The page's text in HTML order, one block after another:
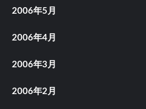
2006年5月
2006年4月
2006年3月
2006年2月